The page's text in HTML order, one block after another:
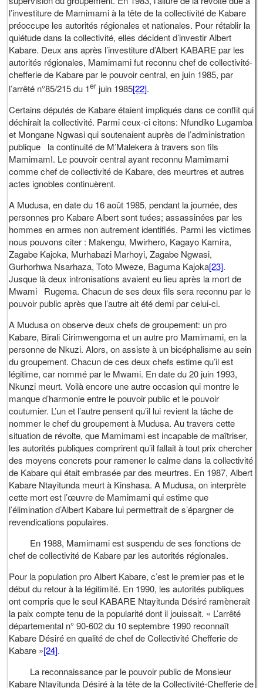
l’investiture de Mamimami à la tête de la collectivité de Kabare
préoccupe les autorités régionales et nationales. Pour rétablir la
quiétude dans la collectivité, elles décident d’investir Albert
Kabare. Deux ans après l’investiture d’Albert KABARE par les
autorités régionales, Mamimami fut reconnu chef de collectivité-
chefferie de Kabare par le pouvoir central, en juin 1985, par
l’arrêté n°85/215 du 1er juin 1985[22].
Certains députés de Kabare étaient impliqués dans ce conflit qui
déchirait la collectivité. Parmi ceux-ci citons: Nfundiko Lugamba
et Mongane Ngwasi qui soutenaient auprès de l’administration
publique la continuité de M’Malekera à travers son fils
MamimamI. Le pouvoir central ayant reconnu Mamimami
comme chef de collectivité de Kabare, des meurtres et autres
actes ignobles continuèrent.
A Mudusa, en date du 16 août 1985, pendant la journée, des
personnes pro Kabare Albert sont tuées; assassinées par les
hommes en armes non autrement identifiés. Parmi les victimes
nous pouvons citer : Makengu, Mwirhero, Kagayo Kamira,
Zagabe Kajoka, Murhabazi Marhoyi, Zagabe Ngwasi,
Gurhorhwa Nsarhaza, Toto Mweze, Baguma Kajoka[23].
Jusque là deux intronisations avaient eu lieu après la mort de
Mwami Rugema. Chacun de ses deux fils sera reconnu par le
pouvoir public après que l’autre ait été demi par celui-ci.
A Mudusa on observe deux chefs de groupement: un pro
Kabare, Birali Cirimwengoma et un autre pro Mamimami, en la
personne de Nkuzi. Alors, on assiste à un bicéphalisme au sein
du groupement. Chacun de ces deux chefs estime qu’il est
légitime, car nommé par le Mwami. En date du 20 juin 1993,
Nkunzi meurt. Voilà encore une autre occasion qui montre le
manque d’harmonie entre le pouvoir public et le pouvoir
coutumier. L’un et l’autre pensent qu’il lui revient la tâche de
nommer le chef du groupement à Mudusa. Au travers cette
situation de révolte, que Mamimami est incapable de maîtriser,
les autorités publiques comprirent qu’il fallait à tout prix chercher
des moyens concrets pour ramener le calme dans la collectivité
de Kabare qui était embrasée par des meurtres. En 1987, Albert
Kabare Ntayitunda meurt à Kinshasa. A Mudusa, on interprète
cette mort est l’œuvre de Mamimami qui estime que
l’élimination d’Albert Kabare lui permettrait de s’épargner de
revendications populaires.
En 1988, Mamimami est suspendu de ses fonctions de
chef de collectivité de Kabare par les autorités régionales.
Pour la population pro Albert Kabare, c’est le premier pas et le
début du retour à la légitimité. En 1990, les autorités publiques
ont compris que le seul KABARE Ntayitunda Désiré ramènerait
la paix compte tenu de la popularité dont il jouissait. « L’arrêté
départemental n° 90-602 du 10 septembre 1990 reconnaît
Kabare Désiré en qualité de chef de Collectivité Chefferie de
Kabare »[24].
La reconnaissance par le pouvoir public de Monsieur
Kabare Ntayitunda Désiré à la tête de la Collectivité-Chefferie de